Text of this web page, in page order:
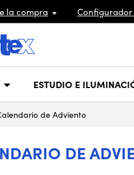
la compra Configurador
ESTUDIO E
de Adviento
DE